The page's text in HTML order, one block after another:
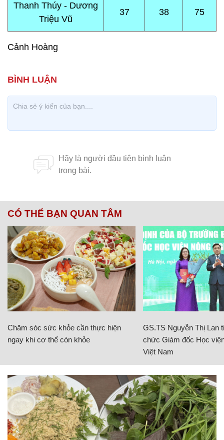
Thanh Thúy - Dương
Triệu Vũ
37 38 75
Cảnh Hoàng
CÓ THỂ BẠN QUAN TÂM
Chăm sóc sức khỏe cần thực hiện
ngay khi cơ thể còn khỏe
GS.TS Nguyễn Thị Lan
chức Giám đốc Học
Việt Nam